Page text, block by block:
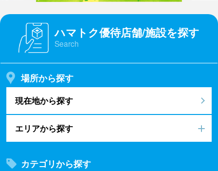
ハマトク優待店舗/施設を探す
Search
場所から探す
現在地から探す
エリアから探す
カテゴリから探す